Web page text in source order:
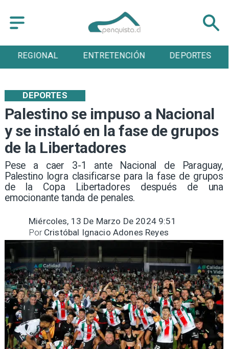
ENTRETENCIÓN DEPORTES CULTURA
Palestino se impuso a Nacional
y se instaló en la fase de grupos
de la Libertadores
​Pese a caer 3-1 ante Nacional de Paraguay,
Palestino logra clasificarse para la fase de grupos
de la Copa Libertadores después de una
emocionante tanda de penales.
DEPORTES
Miércoles, 13 De Marzo De 2024 9:51
Cristóbal Ignacio Adones Reyes
Por